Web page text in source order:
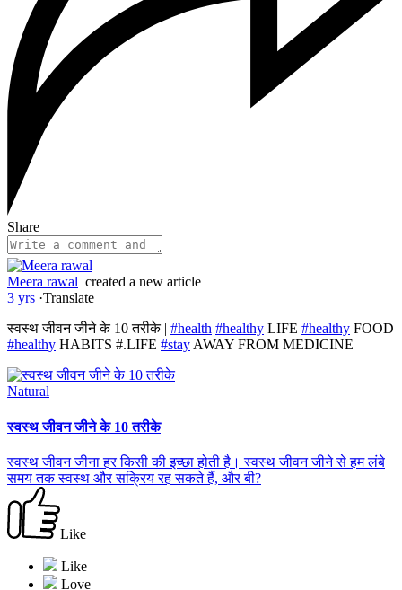
Share
Meera rawal created a new article
3 yrs ·Translate
स्वस्थ जीवन जीने के 10 तरीके | #health #healthy LIFE #healthy FOOD
#healthy HABITS #.LIFE #stay AWAY FROM MEDICINE
Natural
स्वस्थ जीवन जीने के 10 तरीके
स्वस्थ जीवन जीना हर किसी की इच्छा होती है। स्वस्थ जीवन जीने से हम लंबे
समय तक स्वस्थ और सक्रिय रह सकते हैं, और बी?
Like